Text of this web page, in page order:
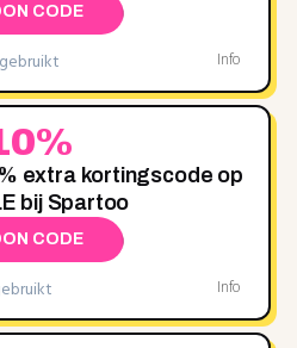
CODE
Info
extra kortingscode op
bij Spartoo
CODE
Info